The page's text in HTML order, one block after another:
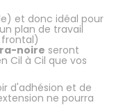
et donc idéal pour
plan de travail
noire seront
Cil à Cil que vos
d'adhésion et de
ne pourra